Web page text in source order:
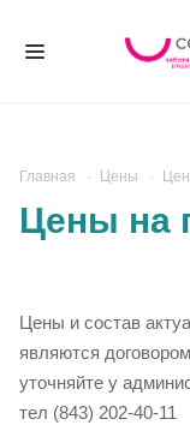
Главная Цены
Цены на
Цены и состав
являются
уточняйте у
тел (843) 202-40-11